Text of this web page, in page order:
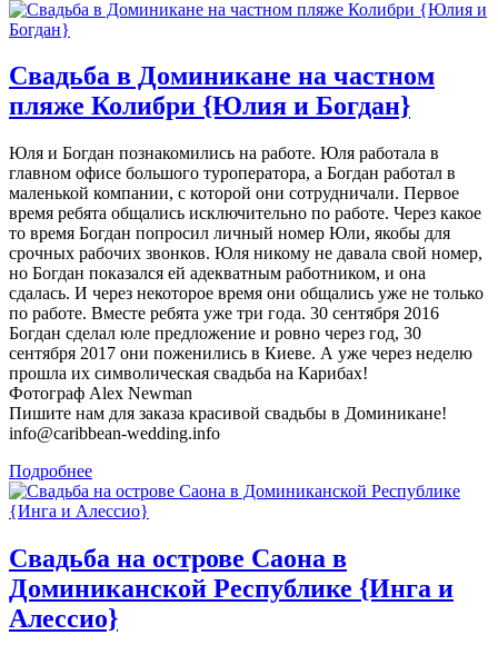
Свадьба в Доминикане на частном
пляже Колибри {Юлия и Богдан}
Юля и Богдан познакомились на работе. Юля работала в
главном офисе большого туроператора, а Богдан работал в
маленькой компании, с которой они сотрудничали. Первое
время ребята общались исключительно по работе. Через какое
то время Богдан попросил личный номер Юли, якобы для
срочных рабочих звонков. Юля никому не давала свой номер,
но Богдан показался ей адекватным работником, и она
сдалась. И через некоторое время они общались уже не только
по работе. Вместе ребята уже три года. 30 сентября 2016
Богдан сделал юле предложение и ровно через год, 30
сентября 2017 они поженились в Киеве. А уже через неделю
прошла их символическая свадьба на Карибах!
Фотограф Alex Newman
Пишите нам для заказа красивой свадьбы в Доминикане!
info@caribbean-wedding.info
Подробнее
Свадьба на острове Саона в
Доминиканской Республике {Инга и
Алессио}